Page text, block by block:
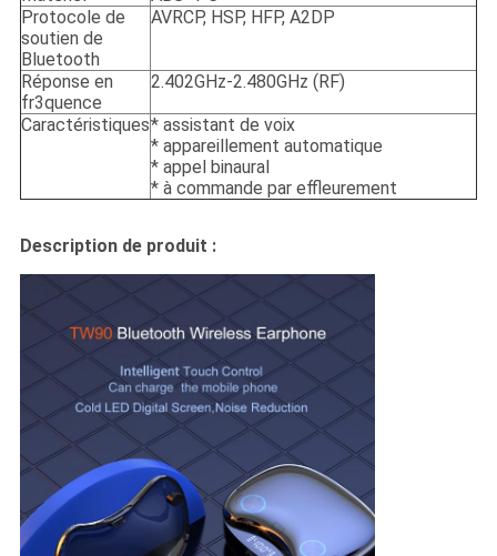
Protocole de
soutien de
Bluetooth
AVRCP, HSP, HFP, A2DP
Réponse en
fr3quence
2.402GHz-2.480GHz (RF)
Caractéristiques* assistant de voix
* appareillement automatique
* appel binaural
* à commande par effleurement
Description de produit :